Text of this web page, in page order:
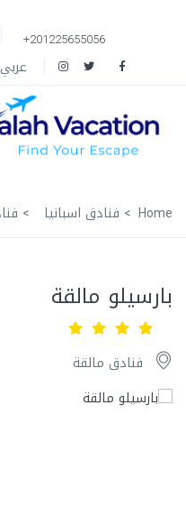
+201225655056
عربي
Home فنادق اسبانيا
بارسيلو مالقة
فنادق مالقة